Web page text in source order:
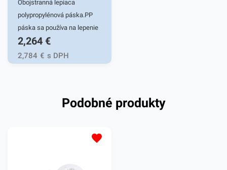
Obojstranná lepiaca
polypropylénová páska.PP
páska sa používa na lepenie
kobercov, dekoračných
predmetov a iných ľahkých
predmetov k povrchu. 50mm
2,264 €
2,784 € s DPH
Podobné produkty